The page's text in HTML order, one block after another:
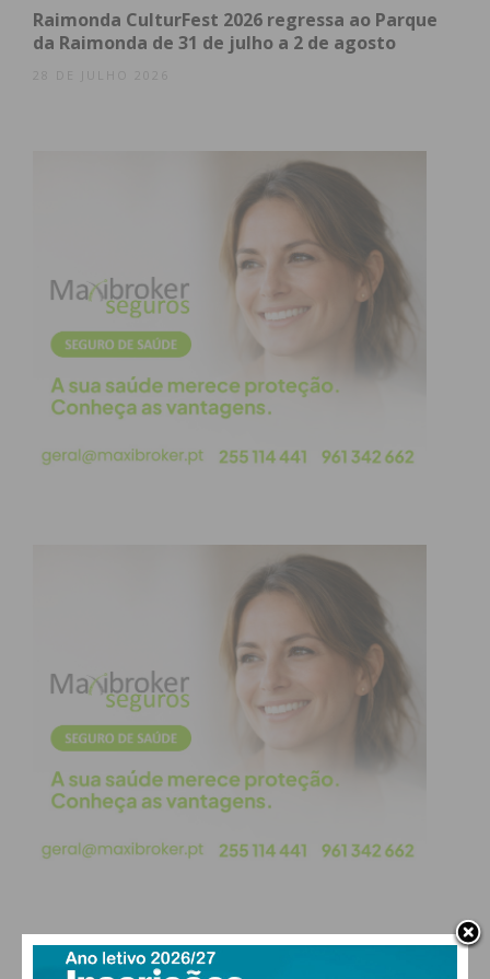
Raimonda CulturFest 2026 regressa ao Parque
da Raimonda de 31 de julho a 2 de agosto
PAÇOS DE FERREIRA